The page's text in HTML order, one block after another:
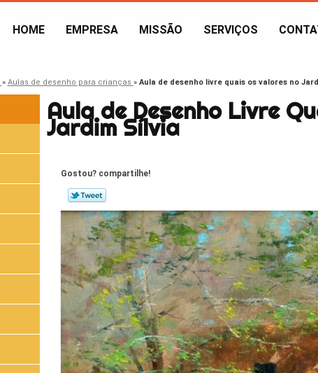
HOME EMPRESA MISSÃO SERVIÇOS
» Aulas de desenho para crianças » Aula de desenho livre quais os valores no
Aula de Desenho Livre
Jardim Sílvia
Gostou? compartilhe!